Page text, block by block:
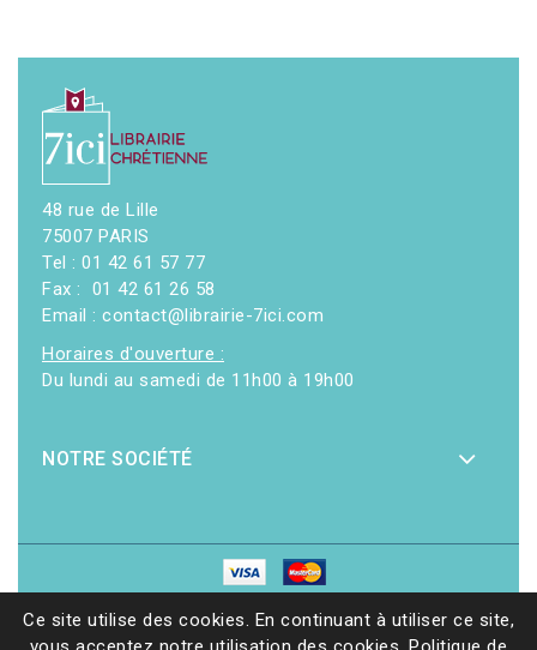
48 rue de Lille
75007 PARIS
Tel : 01 42 61 57 77
Fax : 01 42 61 26 58
Email : contact@librairie-7ici.com
Horaires d'ouverture :
Du lundi au samedi de 11h00 à 19h00
NOTRE SOCIÉTÉ
Ce site utilise des cookies. En continuant à utiliser ce site,
© 2026 - Librairie 7ici| Site web réalisé par Ethicweb